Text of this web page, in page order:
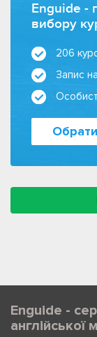
Enguide -
вибору
206
Запис
Enguide -
англійської